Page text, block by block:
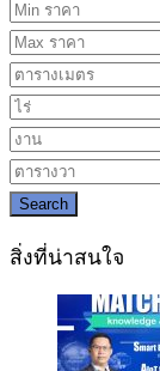
Search
สิ่งที่น่าสนใจ